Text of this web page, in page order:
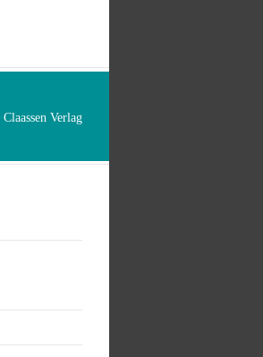
Claassen Verlag